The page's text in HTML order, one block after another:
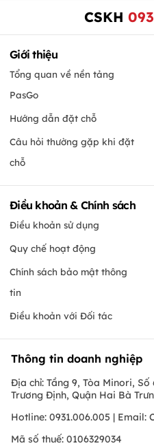
CSKH
Giới thiệu
Tổng quan về nền tảng
PasGo
Hướng dẫn đặt chỗ
Câu hỏi thường gặp khi đặt
chỗ
Điều khoản & Chính sách
Điều khoản sử dụng
Quy chế hoạt động
Chính sách bảo mật thông
tin
Điều khoản với Đối tác
Thông tin doanh nghiệp
Địa chỉ: Tầng 9, Tòa Minori,
Trương Định, Quận Hai Bà
Hotline: 0931.006.005 | Email:
Mã số thuế: 0106329034